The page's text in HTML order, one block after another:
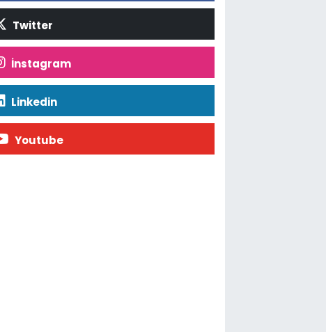
Twitter
İnstagram
Linkedin
Youtube